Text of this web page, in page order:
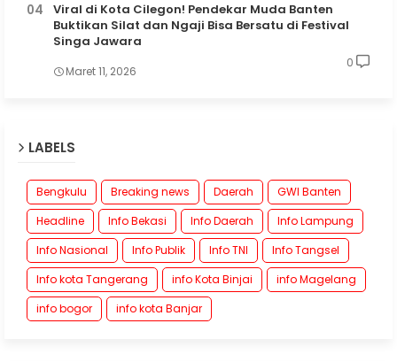
Viral di Kota Cilegon! Pendekar Muda Banten
Buktikan Silat dan Ngaji Bisa Bersatu di Festival
Singa Jawara
Maret 11, 2026
0
LABELS
Bengkulu Breaking news Daerah
GWI Banten
Headline
Info Bekasi Info Daerah
Info Lampung
Info Nasional
Info Publik Info TNI
Info Tangsel
Info kota Tangerang
info Kota Binjai
info Magelang
info bogor
info kota Banjar